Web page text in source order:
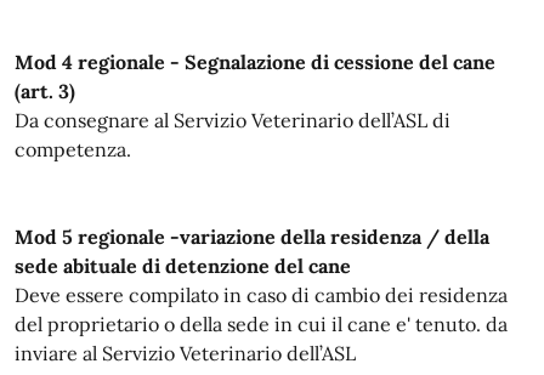
Mod 4 regionale - Segnalazione di cessione del cane
(art. 3)
Da consegnare al Servizio Veterinario dell’ASL di
competenza.
Mod 5 regionale -variazione della residenza / della
sede abituale di detenzione del cane
Deve essere compilato in caso di cambio dei residenza
del proprietario o della sede in cui il cane e' tenuto. da
inviare al Servizio Veterinario dell’ASL